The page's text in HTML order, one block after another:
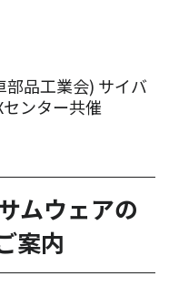
部品工業会) サイバ
ンター共催
ムウェアの
案内